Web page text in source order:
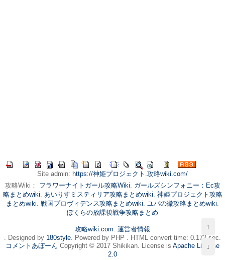
Site admin: https://神姫プロジェクト.攻略wiki.com/
攻略Wiki： フラワーナイトガール攻略Wiki. ガールズシンフォニー：Ec攻
略まとめwiki. あいりすミスティリア攻略まとめwiki. 神姫プロジェクト攻略
まとめwiki. 戦国プロヴィデンス攻略まとめwiki. ユバの徽攻略まとめwiki.
ぼくらの放課後戦争攻略まとめ
攻略wiki.com. 運営者情報
. Designed by 180style. Powered by PHP . HTML convert time: 0.172 sec.
コメントあぼーん Copyright © 2017 Shikikan. License is Apache License
2.0
↑
↓